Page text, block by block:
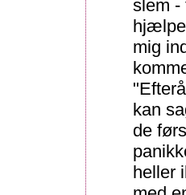
slem -
hjælpe
mig
kan
de
heller